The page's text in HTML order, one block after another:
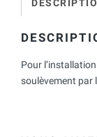
Pour
soulèvement par